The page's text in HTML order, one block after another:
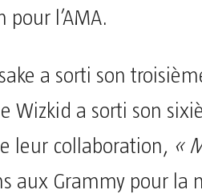
l’AMA.
a sorti son
Wizkid a sorti son
leur collaboration, «
aux Grammy pour la